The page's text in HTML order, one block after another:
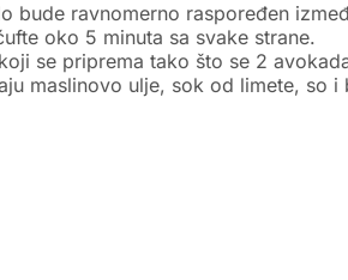
bude ravnomerno raspoređen
oko 5 minuta sa svake strane.
se priprema tako što se 2
maslinovo ulje, sok od limete, so i